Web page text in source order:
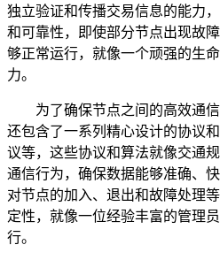
独立验证和传播交易信息的能力
和可靠性，即使部分节点出现故
够正常运行，就像一个顽强的生
力。
为了确保节点之间的高效通
还包含了一系列精心设计的协议
议等，这些协议和算法就像交通
通信行为，确保数据能够准确、
对节点的加入、退出和故障处理
定性，就像一位经验丰富的管理
行。